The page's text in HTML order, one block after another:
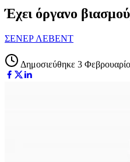
Έχει όργανο
ΣΕΝΕΡ ΛΕΒΕΝΤ
Δημοσιεύθηκε 3